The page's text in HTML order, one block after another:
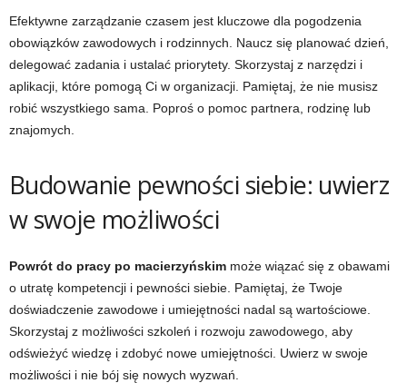
Efektywne zarządzanie czasem jest kluczowe dla pogodzenia
obowiązków zawodowych i rodzinnych. Naucz się planować dzień,
delegować zadania i ustalać priorytety. Skorzystaj z narzędzi i
aplikacji, które pomogą Ci w organizacji. Pamiętaj, że nie musisz
robić wszystkiego sama. Poproś o pomoc partnera, rodzinę lub
znajomych.
Budowanie pewności siebie: uwierz
w swoje możliwości
Powrót do pracy po macierzyńskim może wiązać się z obawami
o utratę kompetencji i pewności siebie. Pamiętaj, że Twoje
doświadczenie zawodowe i umiejętności nadal są wartościowe.
Skorzystaj z możliwości szkoleń i rozwoju zawodowego, aby
odświeżyć wiedzę i zdobyć nowe umiejętności. Uwierz w swoje
możliwości i nie bój się nowych wyzwań.